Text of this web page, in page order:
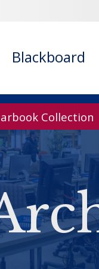
Blackboard
Collection